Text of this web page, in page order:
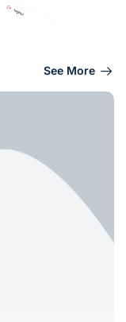
See More